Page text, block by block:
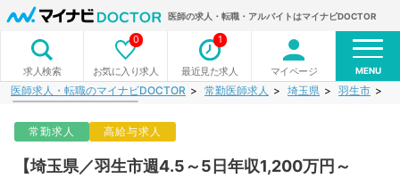
医師の求人・転職・アルバイトはマイナビDOCTOR
求人検索 お気に入り求人
0
最近見た求人
1
マイページ MENU
医師求人・転職のマイナビDOCTOR 常勤医師求人 埼玉県 羽生市
常勤求人 高給与求人
【埼玉県／羽生市週4.5～5日年収1,200万円～